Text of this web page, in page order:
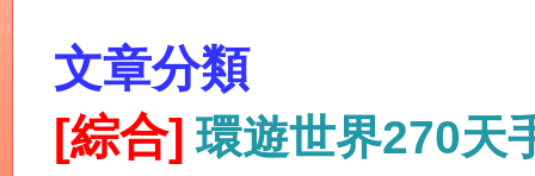
文章分類
[綜合] 環遊世界270天